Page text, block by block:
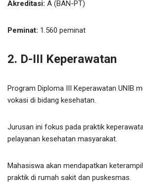
Akreditasi: A (BAN-PT)
Peminat: 1.560 peminat
2. D-III Keperawatan
Program Diploma III Keperawatan UNIB
vokasi di bidang kesehatan.
Jurusan ini fokus pada praktik
pelayanan kesehatan masyarakat.
Mahasiswa akan mendapatkan
praktik di rumah sakit dan puskesmas.